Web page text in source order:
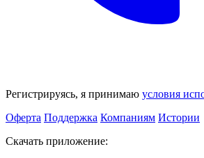
Регистрируясь, я принимаю условия
Оферта Поддержка Компаниям Истории
Скачать приложение: